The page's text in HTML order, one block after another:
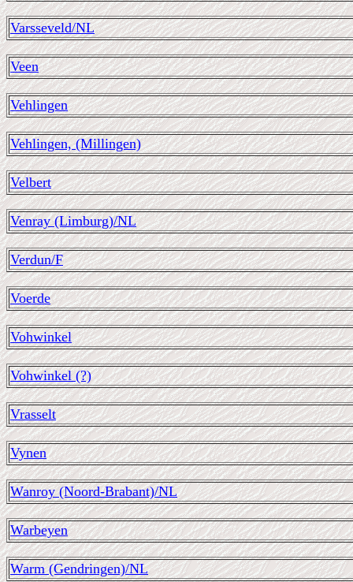
Varsseveld/NL
Veen
Vehlingen
Vehlingen, (Millingen)
Velbert
Venray (Limburg)/NL
Verdun/F
Voerde
Vohwinkel
Vohwinkel (?)
Vrasselt
Vynen
Wanroy (Noord-Brabant)/NL
Warbeyen
Warm (Gendringen)/NL